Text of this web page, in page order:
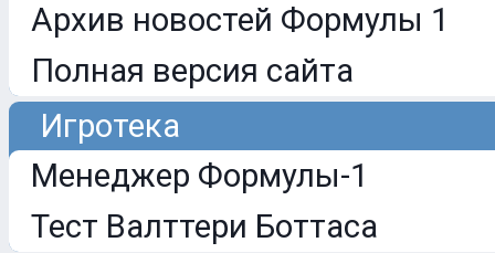
Архив новостей Формулы 1
Полная версия сайта
Игротека
Менеджер Формулы-1
Тест Валттери Боттаса